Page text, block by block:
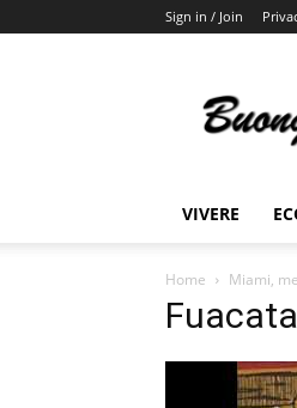
Sign in / Join
VIVERE
Home Miami,